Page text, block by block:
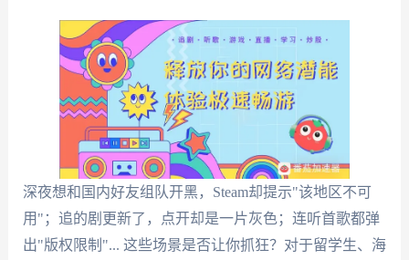
深夜想和国内好友组队开黑，Steam却提示"该地区不可
用"；追的剧更新了，点开却是一片灰色；连听首歌都弹
出"版权限制"... 这些场景是否让你抓狂？对于留学生、海